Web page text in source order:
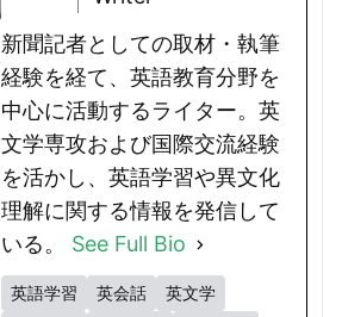
新聞記者としての取材・執筆
経験を経て、英語教育分野を
中心に活動するライター。英
文学専攻および国際交流経験
を活かし、英語学習や異文化
理解に関する情報を発信して
いる。 See Full Bio
英語学習 英会話
英文学